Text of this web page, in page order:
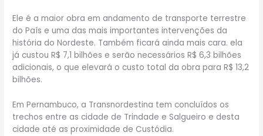
Ele é a maior obra em andamento de transporte terrestre
do País e uma das mais importantes intervenções da
história do Nordeste. Também ficará ainda mais cara. ela
já custou R$ 7,1 bilhões e serão necessários R$ 6,3 bilhões
adicionais, o que elevará o custo total da obra para R$ 13,2
bilhões.
Em Pernambuco, a Transnordestina tem concluídos os
trechos entre as cidade de Trindade e Salgueiro e desta
cidade até as proximidade de Custódia.